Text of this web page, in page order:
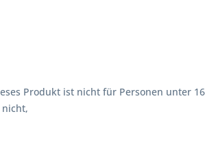
Produkt ist nicht für Personen unter
nicht,